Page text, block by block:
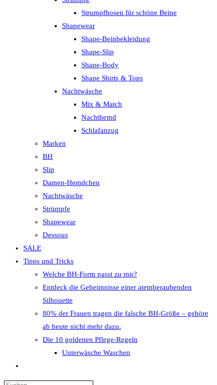
Strumpfhosen für schöne Beine
Shapewear
Shape-Beinbekleidung
Shape-Slip
Shape-Body
Shape Shirts & Tops
Nachtwäsche
Mix & Match
Nachthemd
Schlafanzug
Marken
BH
Slip
Damen-Hemdchen
Nachtwäsche
Strümpfe
Shapewear
Dessous
SALE
Tipps und Tricks
Welche BH-Form passt zu mir?
Entdeck die Geheimnisse einer atemberaubenden
Silhouette
80% der Frauen tragen die falsche BH-Größe – gehöre
ab heute nicht mehr dazu.
Die 10 goldenen Pflege-Regeln
Unterwäsche Waschen